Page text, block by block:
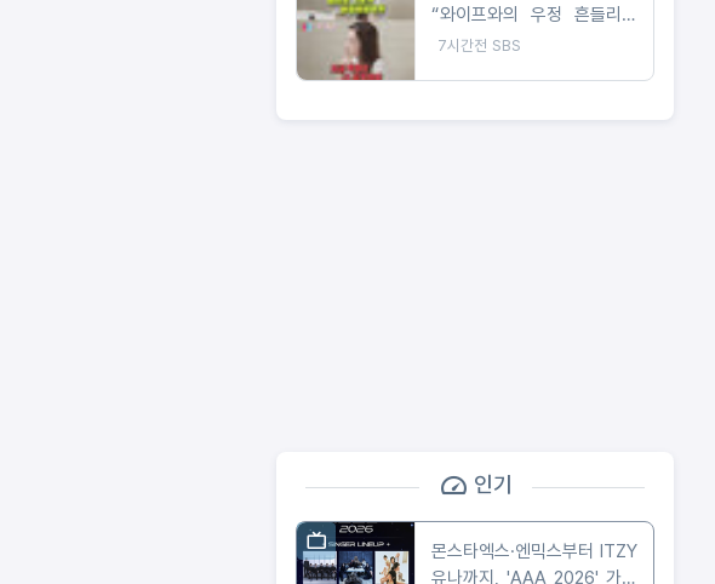
“와이프와의 우정 흔들리고
있는 게 아닌가” 육아이몽으
7시간전 SBS
인기
몬스타엑스·엔믹스부터 ITZY
유나까지, 'AAA 2026' 가오